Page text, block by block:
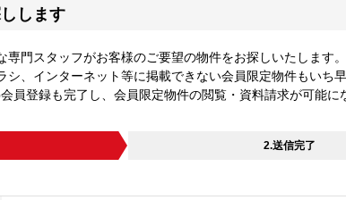
します
門スタッフがお客様のご要望の物件をお探しいたします。
、インターネット等に掲載できない会員限定物件もいち早
員登録も完了し、会員限定物件の閲覧・資料請求が可能に
2.送信完了